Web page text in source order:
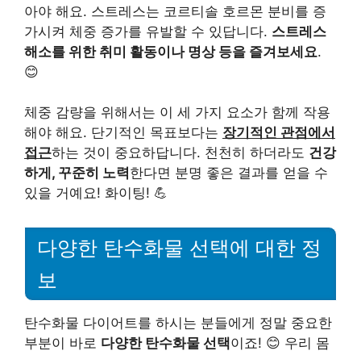
아야 해요. 스트레스는 코르티솔 호르몬 분비를 증
가시켜 체중 증가를 유발할 수 있답니다. 스트레스
해소를 위한 취미 활동이나 명상 등을 즐겨보세요.
😊
체중 감량을 위해서는 이 세 가지 요소가 함께 작용
해야 해요. 단기적인 목표보다는 장기적인 관점에서
접근하는 것이 중요하답니다. 천천히 하더라도 건강
하게, 꾸준히 노력한다면 분명 좋은 결과를 얻을 수
있을 거예요! 화이팅! 💪
다양한 탄수화물 선택에 대한 정
보
탄수화물 다이어트를 하시는 분들에게 정말 중요한
부분이 바로 다양한 탄수화물 선택이죠! 😊 우리 몸